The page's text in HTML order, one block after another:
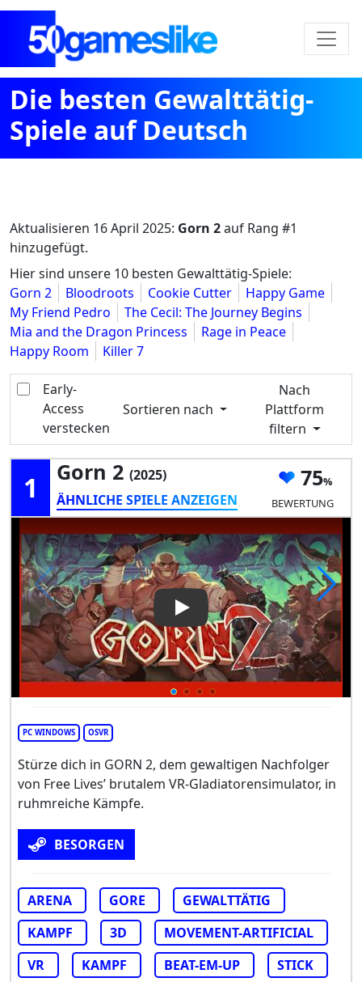
Die besten Gewalttätig-
Spiele auf Deutsch
Aktualisieren 16 April 2025: Gorn 2auf Rang #1
hinzugefügt.
Hier sind unsere 10 besten Gewalttätig-Spiele:
Gorn 2
Bloodroots Cookie Cutter
Happy Game
My Friend Pedro
The Cecil: The Journey Begins
Mia and the Dragon Princess
Rage in Peace
Happy Room
Killer 7
Early-
Access
verstecken
Sortieren nach
Nach
Plattform
filtern
1 Gorn 2 (2025)
ÄHNLICHE SPIELE ANZEIGEN
75
BEWERTUNG
Play Video: Gorn 2
PC WINDOWS OSVR
Stürze dich in GORN 2, dem gewaltigen Nachfolger
von Free Lives’ brutalem VR-Gladiatorensimulator, in
ruhmreiche Kämpfe.
BESORGEN
ARENA GORE
GEWALTTÄTIG
KAMPF
3D
MOVEMENT-ARTIFICIAL
VR
KAMPF BEAT-EM-UP
STICK